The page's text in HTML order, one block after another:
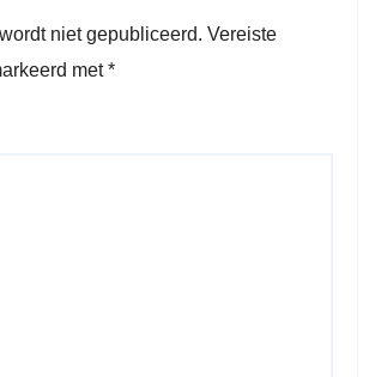
niet gepubliceerd. Vereiste
met*